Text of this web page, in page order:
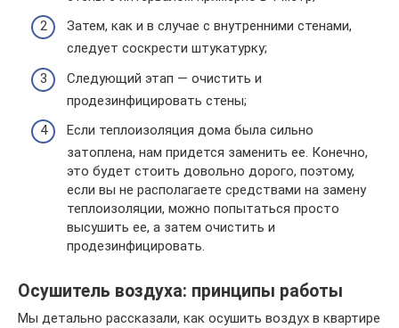
Затем, как и в случае с внутренними стенами,
следует соскрести штукатурку;
Следующий этап — очистить и
продезинфицировать стены;
Если теплоизоляция дома была сильно
затоплена, нам придется заменить ее. Конечно,
это будет стоить довольно дорого, поэтому,
если вы не располагаете средствами на замену
теплоизоляции, можно попытаться просто
высушить ее, а затем очистить и
продезинфицировать.
Осушитель воздуха: принципы работы
Мы детально рассказали, как осушить воздух в квартире